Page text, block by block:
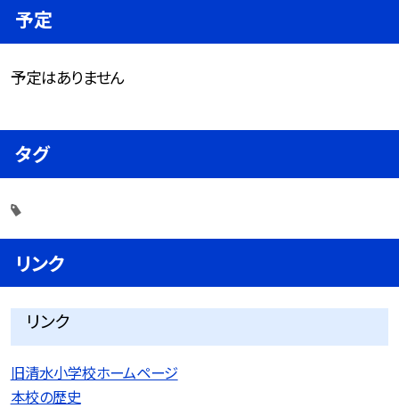
予定
予定はありません
タグ
リンク
リンク
旧清水小学校ホームページ
本校の歴史